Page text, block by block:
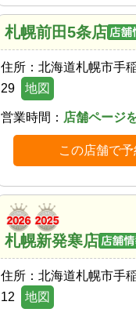
札幌前田5条店
住所： 北海道札幌市手
29
地図
営業時間： 店舗ページ
この店舗で予
札幌新発寒店
住所： 北海道札幌市手
12
地図